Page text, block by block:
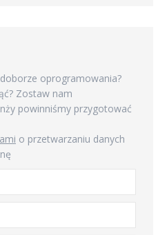
oprogramowania?
Zostaw nam
powinniśmy przygotować
o przetwarzaniu danych